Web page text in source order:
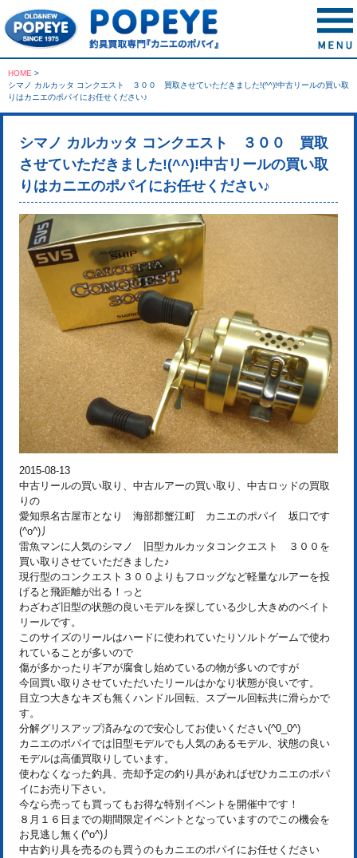
HOME >
シマノ カルカッタ コンクエスト ３００ 買取させていただきました!(^^)!中古リールの買い取
りはカニエのポパイにお任せください♪
シマノ カルカッタ コンクエスト ３００ 買取
させていただきました!(^^)!中古リールの買い取
りはカニエのポパイにお任せください♪
2015-08-13
中古リールの買い取り、中古ルアーの買い取り、中古ロッドの買取
りの
愛知県名古屋市となり 海部郡蟹江町 カニエのポパイ 坂口です
(^o^)丿
雷魚マンに人気のシマノ 旧型カルカッタコンクエスト ３００を
買い取りさせていただきました♪
現行型のコンクエスト３００よりもフロッグなど軽量なルアーを投
げると飛距離が出る！っと
わざわざ旧型の状態の良いモデルを探している少し大きめのベイト
リールです。
このサイズのリールはハードに使われていたりソルトゲームで使わ
れていることが多いので
傷が多かったりギアが腐食し始めているの物が多いのですが
今回買い取りさせていただいたリールはかなり状態が良いです。
目立つ大きなキズも無くハンドル回転、スプール回転共に滑らかで
す。
分解グリスアップ済みなので安心してお使いください(^0_0^)
カニエのポパイでは旧型モデルでも人気のあるモデル、状態の良い
モデルは高価買取りしています。
使わなくなった釣具、売却予定の釣り具があればぜひカニエのポパ
イにお売り下さい。
今なら売っても買ってもお得な特別イベントを開催中です！
８月１６日までの期間限定イベントとなっていますのでこの機会を
お見逃し無く(^o^)丿
中古釣り具を売るのも買うのもカニエのポパイにお任せください